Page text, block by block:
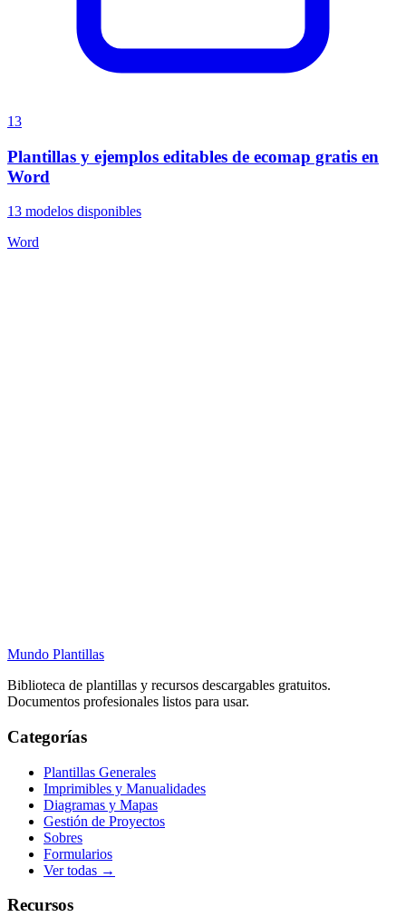
13
Plantillas y ejemplos editables de ecomap gratis en
Word
13 modelos disponibles
Word
Mundo Plantillas
Biblioteca de plantillas y recursos descargables gratuitos.
Documentos profesionales listos para usar.
Categorías
Plantillas Generales
Imprimibles y Manualidades
Diagramas y Mapas
Gestión de Proyectos
Sobres
Formularios
Ver todas →
Recursos